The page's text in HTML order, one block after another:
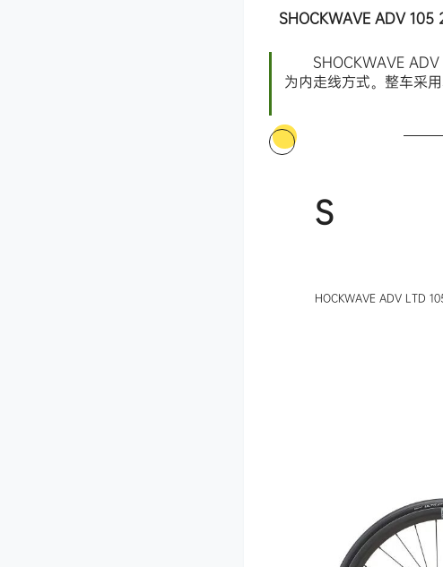
SHOCKWAVE ADV 105
SHOCKWAVE
为内走线方式。整车采
S
HOCKWAVE ADV LTD